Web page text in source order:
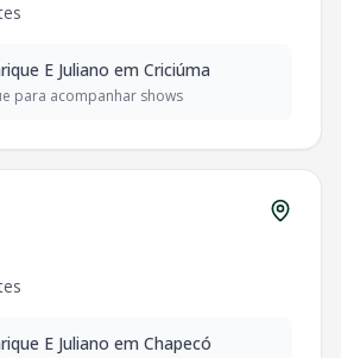
E Juliano em Criciúma
para acompanhar shows
E Juliano em Chapecó